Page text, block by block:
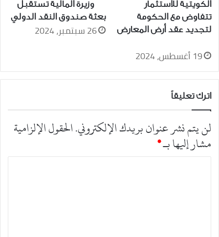
الكويتية للاستثمار
تتفاوض مع الحكومة
لتجديد عقد أرض المعارض
19 أغسطس، 2024
وزيرة المالية تستقبل
بعثة صندوق النقد الدولي
26 سبتمبر، 2024
اترك تعليقاً
لن يتم نشر عنوان بريدك الإلكتروني.الحقول الإلزامية
مشار إليها بـ*
ا